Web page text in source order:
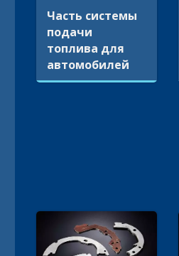
Часть системы
подачи
топлива для
автомобилей